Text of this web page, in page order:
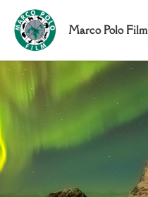
Marco Polo